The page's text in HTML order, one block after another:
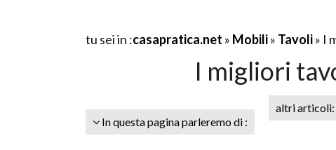
tu sei in :casapratica.net » Mobili» Tavoli» I
I migliori
In questa pagina parleremo di :
altri articoli: